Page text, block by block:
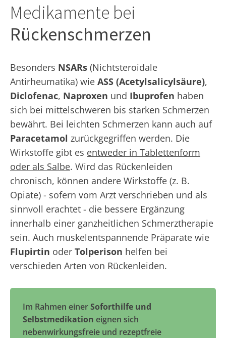
Medikamente bei
Rückenschmerzen
Besonders NSARs (Nichtsteroidale
Antirheumatika) wie ASS (Acetylsalicylsäure),
Diclofenac, Naproxen und Ibuprofen haben
sich bei mittelschweren bis starken Schmerzen
bewährt. Bei leichten Schmerzen kann auch auf
Paracetamol zurückgegriffen werden. Die
Wirkstoffe gibt es entweder in Tablettenform
oder als Salbe. Wird das Rückenleiden
chronisch, können andere Wirkstoffe (z. B.
Opiate) - sofern vom Arzt verschrieben und als
sinnvoll erachtet - die bessere Ergänzung
innerhalb einer ganzheitlichen Schmerztherapie
sein. Auch muskelentspannende Präparate wie
Flupirtin oder Tolperison helfen bei
verschieden Arten von Rückenleiden.
Im Rahmen einerSoforthilfe und
Selbstmedikation eignen sich
nebenwirkungsfreie und rezeptfreie